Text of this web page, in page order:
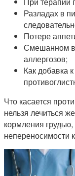
Разладах в
Потере
Смешанном
аллергозов;
Как добавка
Что касается
нельзя лечиться
кормления
непереносимости